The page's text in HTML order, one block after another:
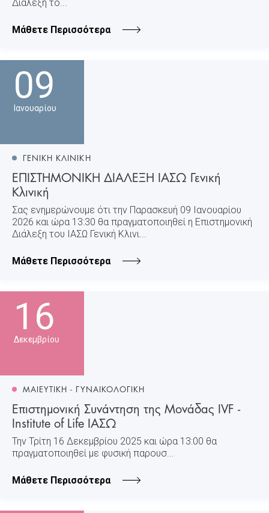
Διάλεξη το...
Μάθετε Περισσότερα
09
Ιανουαρίου
ΓΕΝΙΚΗ ΚΛΙΝΙΚΗ
ΕΠΙΣΤΗΜΟΝΙΚΗ ΔΙΑΛΕΞΗ ΙΑΣΩ Γενική
Κλινική
Σας ενημερώνουμε ότι την Παρασκευή 09 Ιανουαρίου
2026 και ώρα 13:30 θα πραγματοποιηθεί η Επιστημονική
Διάλεξη του ΙΑΣΩ Γενική Κλινι...
Μάθετε Περισσότερα
16
Δεκεμβρίου
ΜΑΙΕΥΤΙΚΗ - ΓΥΝΑΙΚΟΛΟΓΙΚΗ
Επιστημονική Συνάντηση της Μονάδας IVF -
Institute of Life ΙΑΣΩ
Την Τρίτη 16 Δεκεμβρίου 2025 και ώρα 13:00 θα
πραγματοποιηθεί με φυσική παρουσ...
Μάθετε Περισσότερα